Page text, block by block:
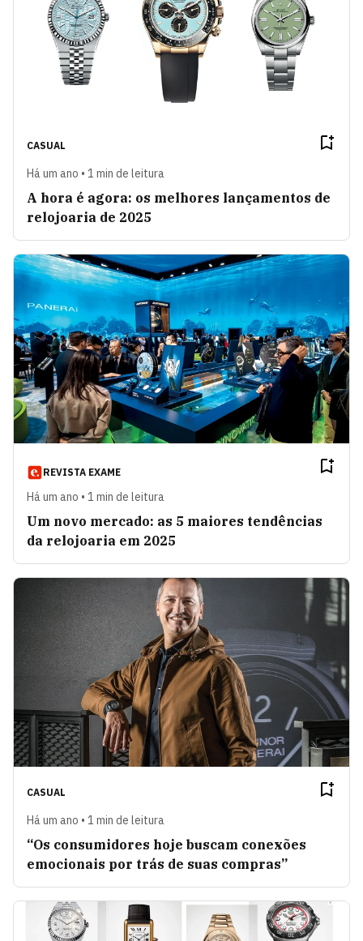
CASUAL
Há um ano • 1 min de leitura
A hora é agora: os melhores lançamentos de
relojoaria de 2025
REVISTA EXAME
Há um ano • 1 min de leitura
Um novo mercado: as 5 maiores tendências
da relojoaria em 2025
CASUAL
Há um ano • 1 min de leitura
“Os consumidores hoje buscam conexões
emocionais por trás de suas compras”